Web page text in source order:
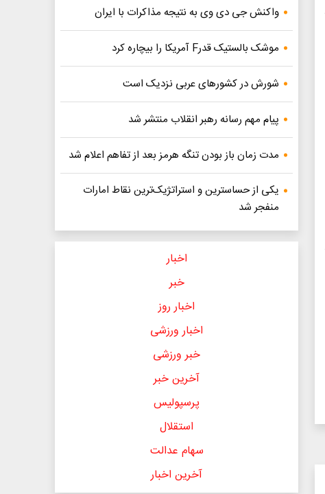
واکنش جی دی وی به نتیجه مذاکرات با ایران
موشک بالستیک قدرF آمریکا را بیچاره کرد
شورش در کشورهای عربی نزدیک است
پیام مهم رسانه رهبر انقلاب منتشر شد
مدت زمان باز بودن تنگه هرمز بعد از تفاهم اعلام شد
یکی از حساسترین و استراتژیک‌ترین نقاط امارات
منفجر شد
اخبار
خبر
اخبار روز
اخبار ورزشی
خبر ورزشی
آخرین خبر
پرسپولیس
استقلال
سهام عدالت
آخرین اخبار